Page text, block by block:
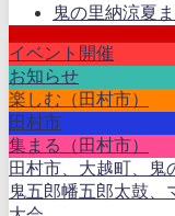
鬼の里納涼夏
イベント開催
お知らせ
楽しむ（田村市）
田村市
集まる（田村市）
田村市、大越町、鬼
鬼五郎幡五郎太鼓、